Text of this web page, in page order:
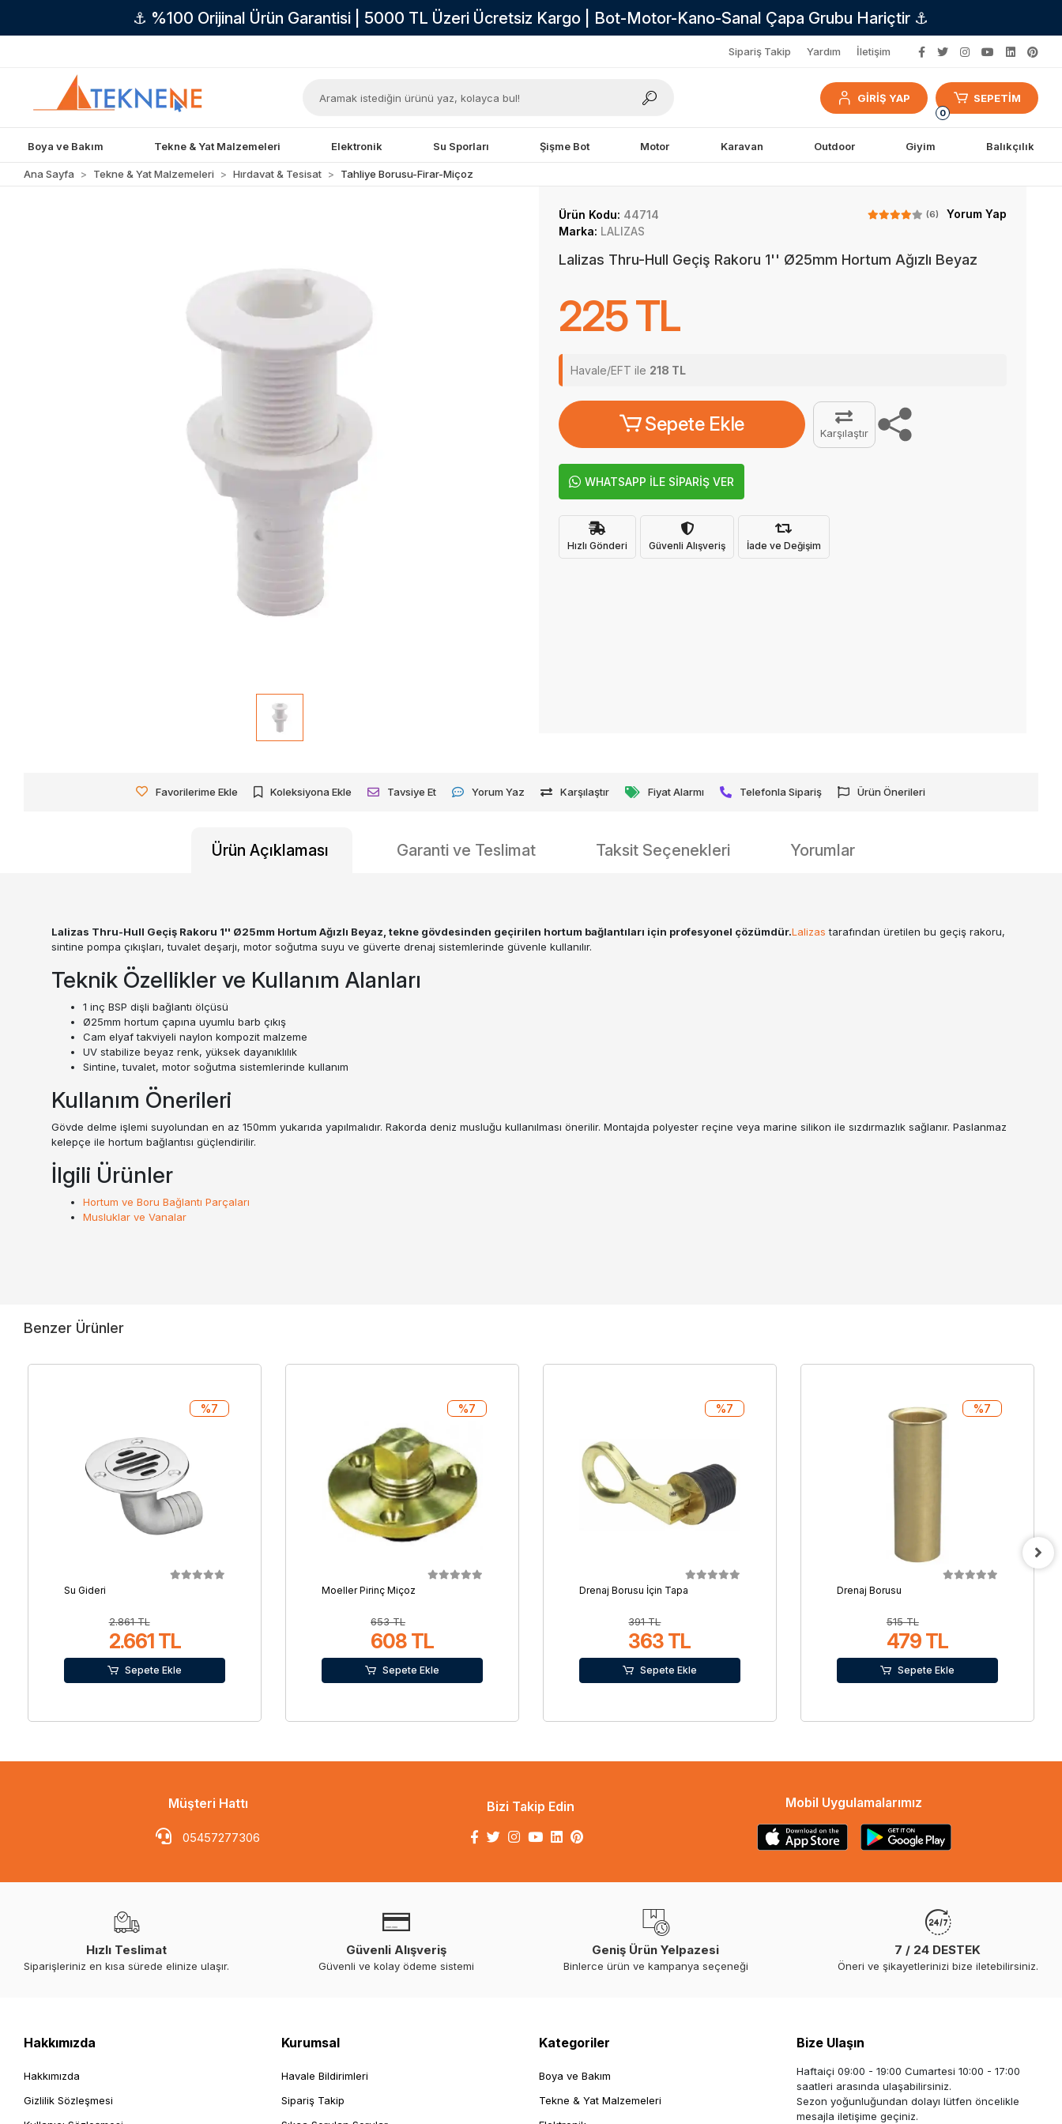
⚓ %100 Orijinal Ürün Garantisi | 5000 TL Üzeri Ücretsiz Kargo | Bot-Motor-Kano-Sanal Çapa Grubu Hariçtir ⚓
Sipariş Takip Yardım İletişim
GİRİŞ YAP
0
SEPETİM
Boya ve Bakım Tekne & Yat Malzemeleri Elektronik Su Sporları Şişme Bot Motor Karavan Outdoor Giyim Balıkçılık
Ana Sayfa Tekne & Yat Malzemeleri Hırdavat & Tesisat Tahliye Borusu-Firar-Miçoz
Ürün Kodu: 44714 (6)
Yorum Yap
Marka: LALIZAS
Lalizas Thru-Hull Geçiş Rakoru 1'' Ø25mm Hortum Ağızlı Beyaz
225 TL
Havale/EFT ile 218 TL
Sepete Ekle Karşılaştır
WHATSAPP İLE SİPARİŞ VER
Hızlı Gönderi Güvenli Alışveriş İade ve Değişim
Favorilerime Ekle Koleksiyona Ekle Tavsiye Et Yorum Yaz Karşılaştır Fiyat Alarmı Telefonla Sipariş Ürün Önerileri
Ürün Açıklaması Garanti ve Teslimat Taksit Seçenekleri Yorumlar
Lalizas Thru-Hull Geçiş Rakoru 1'' Ø25mm Hortum Ağızlı Beyaz, tekne gövdesinden geçirilen hortum bağlantıları için profesyonel çözümdür.Lalizas tarafından üretilen bu geçiş rakoru,
sintine pompa çıkışları, tuvalet deşarjı, motor soğutma suyu ve güverte drenaj sistemlerinde güvenle kullanılır.
Teknik Özellikler ve Kullanım Alanları
1 inç BSP dişli bağlantı ölçüsü
Ø25mm hortum çapına uyumlu barb çıkış
Cam elyaf takviyeli naylon kompozit malzeme
UV stabilize beyaz renk, yüksek dayanıklılık
Sintine, tuvalet, motor soğutma sistemlerinde kullanım
Kullanım Önerileri
Gövde delme işlemi suyolundan en az 150mm yukarıda yapılmalıdır. Rakorda deniz musluğu kullanılması önerilir. Montajda polyester reçine veya marine silikon ile sızdırmazlık sağlanır. Paslanmaz
kelepçe ile hortum bağlantısı güçlendirilir.
İlgili Ürünler
Hortum ve Boru Bağlantı Parçaları
Musluklar ve Vanalar
Benzer Ürünler
Su Gideri
2.861 TL
2.661 TL
%7
Sepete Ekle
Moeller Pirinç Miçoz
653 TL
608 TL
%7
Sepete Ekle
Drenaj Borusu İçin Tapa
391 TL
363 TL
%7
Sepete Ekle
Drenaj Borusu
515 TL
479 TL
%7
Sepete Ekle
Müşteri Hattı
05457277306
Bizi Takip Edin Mobil Uygulamalarımız
Hızlı Teslimat
Siparişleriniz en kısa sürede elinize ulaşır.
Güvenli Alışveriş
Güvenli ve kolay ödeme sistemi
Geniş Ürün Yelpazesi
Binlerce ürün ve kampanya seçeneği
7 / 24 DESTEK
Öneri ve şikayetlerinizi bize iletebilirsiniz.
Hakkımızda
Hakkımızda
Gizlilik Sözleşmesi
Kurumsal
Havale Bildirimleri
Sipariş Takip
Kategoriler
Boya ve Bakım
Tekne & Yat Malzemeleri
Bize Ulaşın
Haftaiçi 09:00 - 19:00 Cumartesi 10:00 - 17:00
saatleri arasında ulaşabilirsiniz.
Sezon yoğunluğundan dolayı lütfen öncelikle
mesajla iletişime geçiniz.